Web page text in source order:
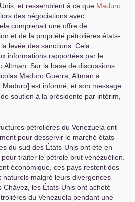
et ressemblent à ce que Maduro
lors des négociations avec
comprenait une offre de
et de la propriété pétrolières états-
levée des sanctions. Cela
informations rapportées par le
Altman. Sur la base de discussions
Maduro Guerra, Altman a
Maduro] est informé, et son message
soutien à la présidente par intérim,
pétrolières du Venezuela ont
pour desservir le marché états-
du sud des États-Unis ont été en
traiter le pétrole brut vénézuélien.
économique, ces pays restent des
naturels malgré leurs divergences
Chávez, les États-Unis ont acheté
du Venezuela pendant une